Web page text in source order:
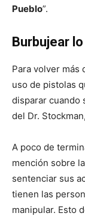
Pueblo”.
Burbujear
Para volver más
uso de pistolas
disparar cuando
del Dr.
A poco de
mención sobre
sentenciar sus
tienen las
manipular. Esto